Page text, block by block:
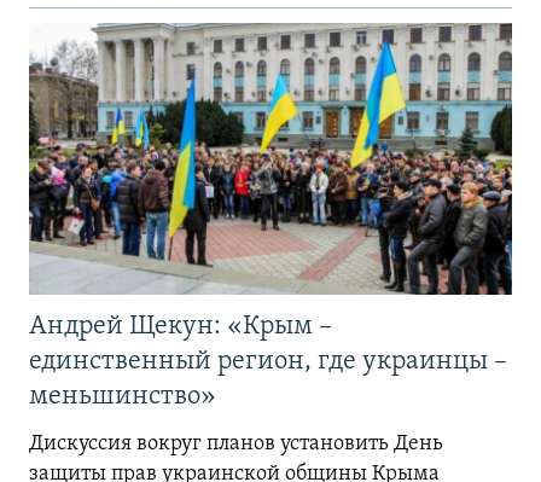
Андрей Щекун: «Крым –
единственный регион, где украинцы –
меньшинство»
Дискуссия вокруг планов установить День
защиты прав украинской общины Крыма